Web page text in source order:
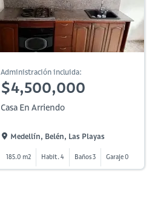
Administración incluida:
$4,500,000
Casa En Arriendo
Medellín, Belén, Las Playas
185.0 m2 Habit. 4 Baños 3 Garaje 0